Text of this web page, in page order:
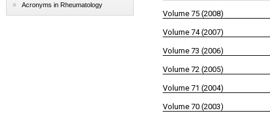
Acronyms in Rheumatology
Volume 75 (2008)
Volume 74 (2007)
Volume 73 (2006)
Volume 72 (2005)
Volume 71 (2004)
Volume 70 (2003)